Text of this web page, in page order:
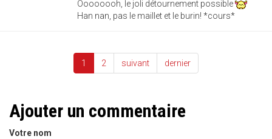
Oooooooh, le joli détournement possible
Han nan, pas le maillet et le burin! *cours*
1 2 suivant dernier
Ajouter un commentaire
Votre nom